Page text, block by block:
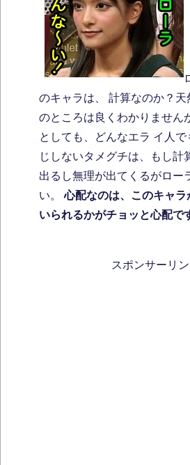
のキャラは、 計算なのか？
のところは良くわかりません
としても、どんなエラ イ人
じしないタメグチは、もし計
出るし無理が出てくるがロー
い。心配なのは、このキャ
いられるかがチョッと心配で
スポンサーリ